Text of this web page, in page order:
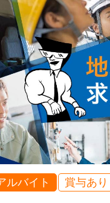
ルバイト 賞与あり